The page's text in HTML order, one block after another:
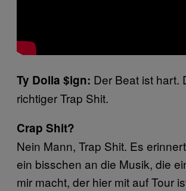
Ty Dolla $ign: Der Beat ist hart.
richtiger Trap Shit.
Crap Shit?
Nein Mann, Trap Shit. Es
ein bisschen an die Musik, die
mir macht, der hier mit auf Tour